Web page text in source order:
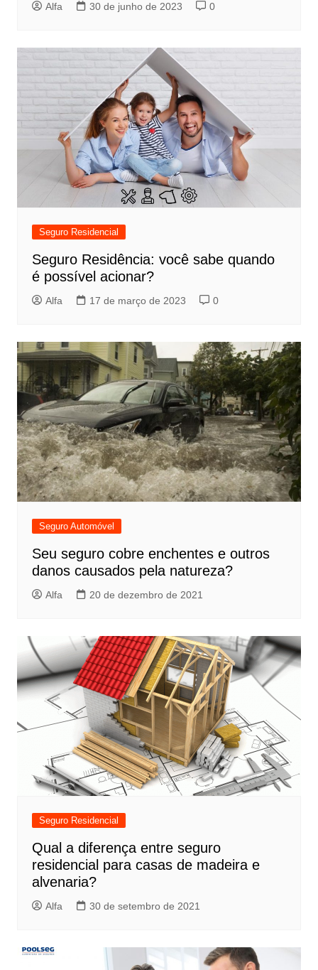
Alfa 30 de junho de 2023 0
Seguro Residencial
Seguro Residência: você sabe quando
é possível acionar?
Alfa 17 de março de 2023 0
Seguro Automóvel
Seu seguro cobre enchentes e outros
danos causados pela natureza?
Alfa 20 de dezembro de 2021
Seguro Residencial
Qual a diferença entre seguro
residencial para casas de madeira e
alvenaria?
Alfa 30 de setembro de 2021